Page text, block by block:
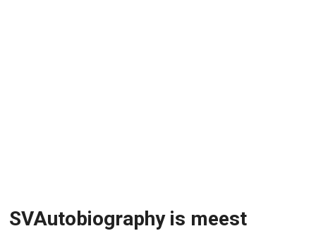
SVAutobiography is meest